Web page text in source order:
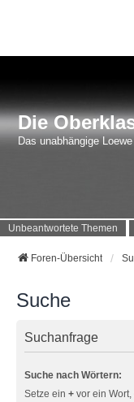
Die
Das unabhängige
Unbeantwortete Themen
Foren-Übersicht
Suche
Suchanfrage
Suche nach Wörtern:
Setze ein + vor ein